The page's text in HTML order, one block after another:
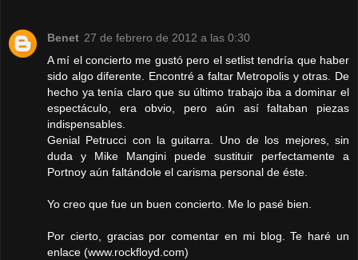
Benet 27 de febrero de 2012 a las 0:30
A mí el concierto me gustó pero el setlist tendría que haber
sido algo diferente. Encontré a faltar Metropolis y otras. De
hecho ya tenía claro que su último trabajo iba a dominar el
espectáculo, era obvio, pero aún así faltaban piezas
indispensables.
Genial Petrucci con la guitarra. Uno de los mejores, sin
duda y Mike Mangini puede sustituir perfectamente a
Portnoy aún faltándole el carisma personal de éste.
Yo creo que fue un buen concierto. Me lo pasé bien.
Por cierto, gracias por comentar en mi blog. Te haré un
enlace (www.rockfloyd.com)